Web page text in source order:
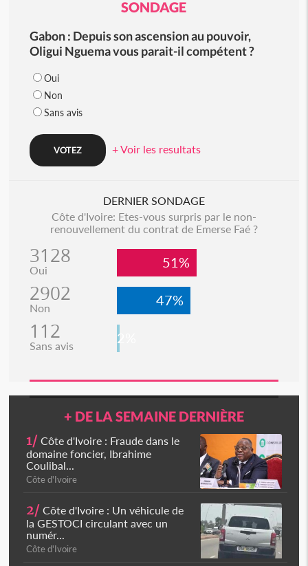
SONDAGE
Gabon : Depuis son ascension au pouvoir,
Oligui Nguema vous parait-il compétent ?
Oui
Non
Sans avis
+ Voir les resultats
DERNIER SONDAGE
Côte d'Ivoire: Etes-vous surpris par le non-
renouvellement du contrat de Emerse Faé ?
3128
Oui 51%
2902
Non 47%
112
Sans avis 2%
+ DE LA SEMAINE DERNIÈRE
1/ Côte d'Ivoire : Fraude dans le
domaine foncier, Ibrahime
Coulibal...
Côte d'Ivoire
2/ Côte d'Ivoire : Un véhicule de
la GESTOCI circulant avec un
numér...
Côte d'Ivoire